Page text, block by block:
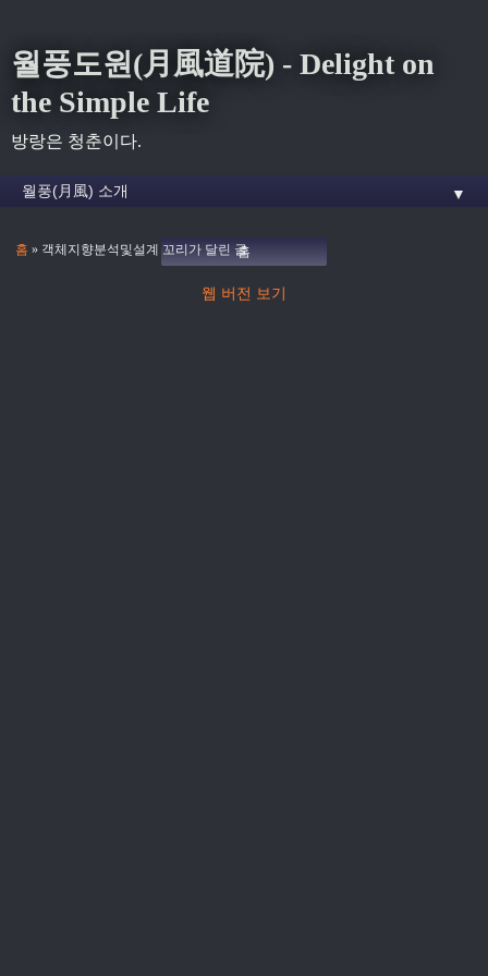
월풍도원(月風道院) - Delight on
the Simple Life
방랑은 청춘이다.
▼
홈 » 객체지향분석및설계 꼬리가 달린 글
홈
웹 버전 보기